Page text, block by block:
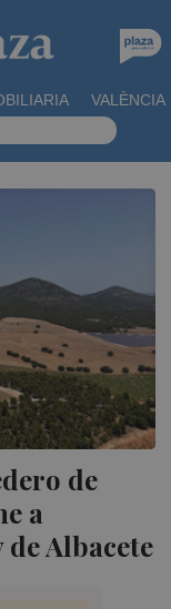
VALÈNCIA
de
a
Albacete